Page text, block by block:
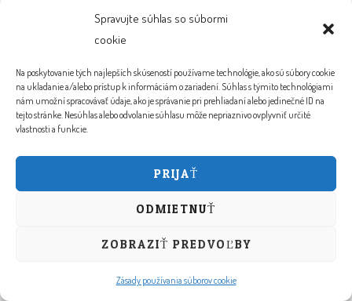
Spravujte súhlas so súbormi
cookie
Na poskytovanie tých najlepších skúseností používame technológie, ako sú súbory cookie
na ukladanie a/alebo prístup k informáciám o zariadení. Súhlas s týmito technológiami
nám umožní spracovávať údaje, ako je správanie pri prehliadaní alebo jedinečné ID na
tejto stránke. Nesúhlas alebo odvolanie súhlasu môže nepriaznivo ovplyvniť určité
vlastnosti a funkcie.
PRIJAŤ
ODMIETNUŤ
ZOBRAZIŤ PREDVOĽBY
Zásady používania súborov cookie